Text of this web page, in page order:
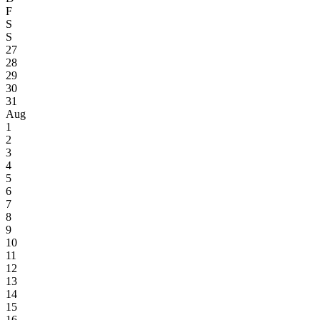
F
S
S
27
28
29
30
31
Aug
1
2
3
4
5
6
7
8
9
10
11
12
13
14
15